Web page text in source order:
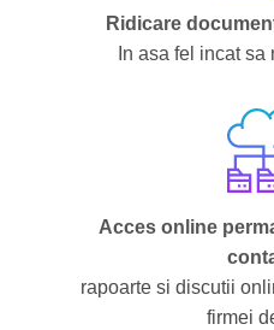
Ridicare
In asa fel incat sa
Acces online
rapoarte si discutii
firmei